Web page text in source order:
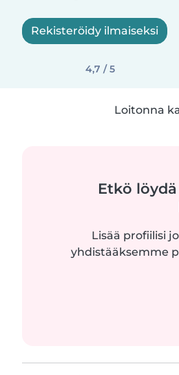
Rekisteröidy ilmaiseksi
4,7 / 5
Loitonna
Etkö
Lisää profiilisi
yhdistääksemme